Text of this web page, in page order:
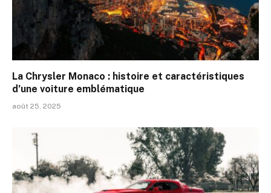
La Chrysler Monaco : histoire et caractéristiques
d’une voiture emblématique
août 25, 2025